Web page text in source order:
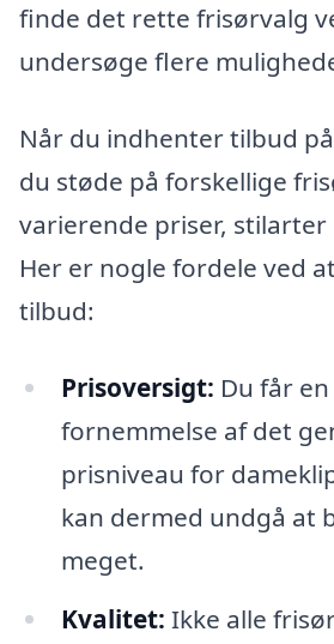
finde det rette frisørvalg
undersøge flere
Når du indhenter tilbud
du støde på forskellige
varierende priser,
Her er nogle fordele ved
tilbud:
Prisoversigt: Du får
fornemmelse af det
prisniveau for
kan dermed undgå at
meget.
Kvalitet: Ikke alle